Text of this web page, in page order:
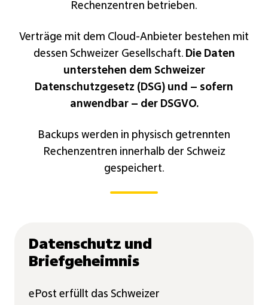
Rechenzentren betrieben.
Verträge mit dem Cloud-Anbieter bestehen mit
dessen Schweizer Gesellschaft. Die Daten
unterstehen dem Schweizer
Datenschutzgesetz (DSG) und – sofern
anwendbar – der DSGVO.
Backups werden in physisch getrennten
Rechenzentren innerhalb der Schweiz
gespeichert.
Datenschutz und
Briefgeheimnis
ePost erfüllt das Schweizer